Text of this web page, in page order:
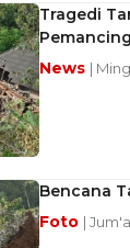
Tragedi
News |
Bencana
Foto |